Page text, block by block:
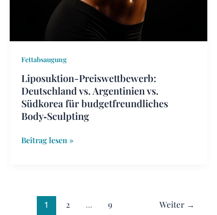
Fettabsaugung
Liposuktion-Preiswettbewerb:
Deutschland vs. Argentinien vs.
Südkorea für budgetfreundliches
Body‑Sculpting
Südkorea
Beitrag lesen »
1 2 … 9 Weiter →